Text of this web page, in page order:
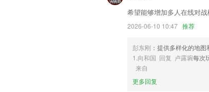
3,小班班型设计，课堂气氛活跃
4,超大作文库，给你的指导面面俱
6,科学分析实况、全面解析考点
我要找棋牌软件优势
1.·可根据每个用户的复习行为算
希望能够增加多人在线对
2026-06-10 10:47 推荐
彭东刚 ：提供多样化的地
1.向和国 回复 卢露琬每次
来自
更多回复